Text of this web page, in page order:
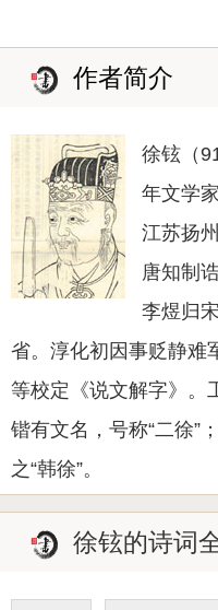
作者简介
徐铉（
年文学
江苏扬
唐知制
李煜归
省。淳化初因事贬静难
等校定《说文解字》。
锴有文名，号称“二徐”
之“韩徐”。
徐铉的诗词